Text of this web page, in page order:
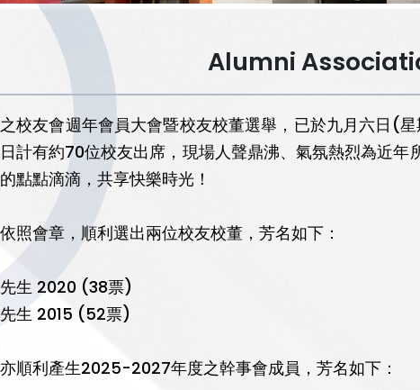
Alumni
校友會週年會員大會暨校友校董選舉，已於九月六日(
計有約70位校友出席，現場人聲鼎沸、氣氛熱烈為近
點點滴滴，共享快樂時光！
照會章，順利選出兩位校友校董，芳名如下：
生 2020 (38票)
生 2015 (52票)
順利產生2025-2027年度之幹事會成員，芳名如下：